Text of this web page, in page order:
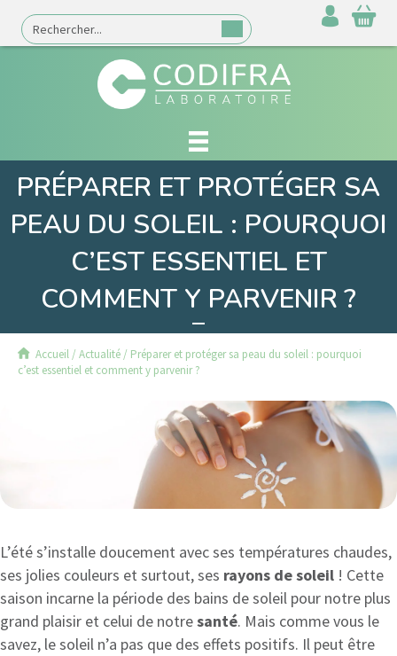
PRÉPARER ET PROTÉGER SA
PEAU DU SOLEIL : POURQUOI
C’EST ESSENTIEL ET
COMMENT Y PARVENIR ?
Accueil / Actualité / Préparer et protéger sa peau du soleil : pourquoi
c’est essentiel et comment y parvenir ?
L’été s’installe doucement avec ses températures chaudes,
ses jolies couleurs et surtout, ses rayons de soleil ! Cette
saison incarne la période des bains de soleil pour notre plus
grand plaisir et celui de notresanté. Mais comme vous le
savez, le soleil n’a pas que des effets positifs. Il peut être